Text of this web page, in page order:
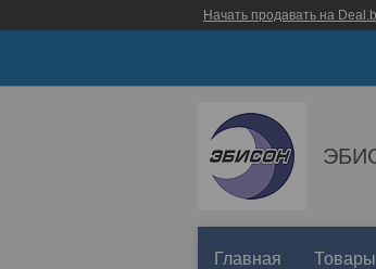
Начать продавать на
Главная Товары